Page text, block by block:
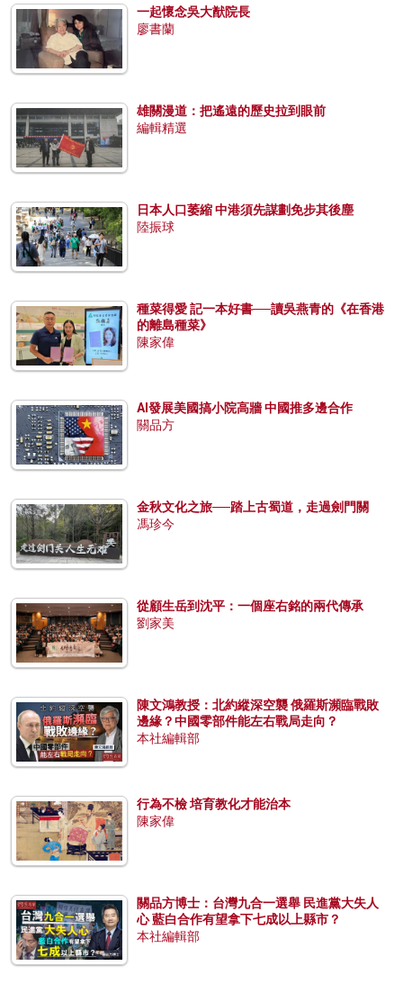
一起懷念吳大猷院長
廖書蘭
雄關漫道：把遙遠的歷史拉到眼前
編輯精選
日本人口萎縮 中港須先謀劃免步其後塵
陸振球
種菜得愛 記一本好書──讀吳燕青的《在香港
的離島種菜》
陳家偉
AI發展美國搞小院高牆 中國推多邊合作
關品方
金秋文化之旅──踏上古蜀道，走過劍門關
馮珍今
從顧生岳到沈平：一個座右銘的兩代傳承
劉家美
陳文鴻教授：北約縱深空襲 俄羅斯瀕臨戰敗
邊緣？中國零部件能左右戰局走向？
本社編輯部
行為不檢 培育教化才能治本
陳家偉
關品方博士：台灣九合一選舉 民進黨大失人
心 藍白合作有望拿下七成以上縣市？
本社編輯部